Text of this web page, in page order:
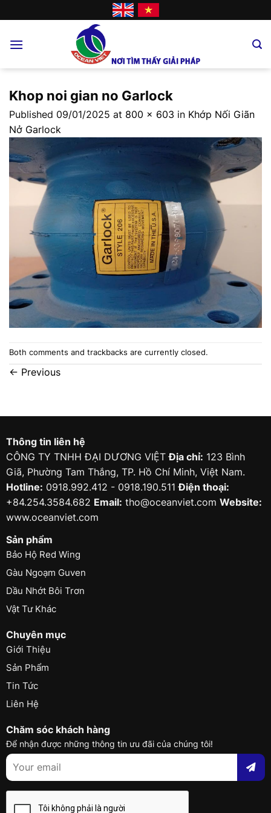
to
Khop noi gian no Garlock
Published 09/01/2025 at 800 × 603 in Khớp Nối Giãn
Nở Garlock
Both comments and trackbacks are currently closed.
← Previous
Thông tin liên hệ
CÔNG TY TNHH ĐẠI DƯƠNG VIỆTĐịa chỉ: 123 Bình
Giã, Phường Tam Thắng, TP. Hồ Chí Minh, Việt Nam.
Hotline: 0918.992.412 - 0918.190.511Điện thoại:
+84.254.3584.682 Email: tho@oceanviet.com Website:
www.oceanviet.com
Sản phẩm
Bảo Hộ Red Wing
Gàu Ngoạm Guven
Dầu Nhớt Bôi Trơn
Vật Tư Khác
Chuyên mục
Giới Thiệu
Sản Phẩm
Tin Tức
Liên Hệ
Chăm sóc khách hàng
Để nhận được những thông tin ưu đãi của chúng tôi!